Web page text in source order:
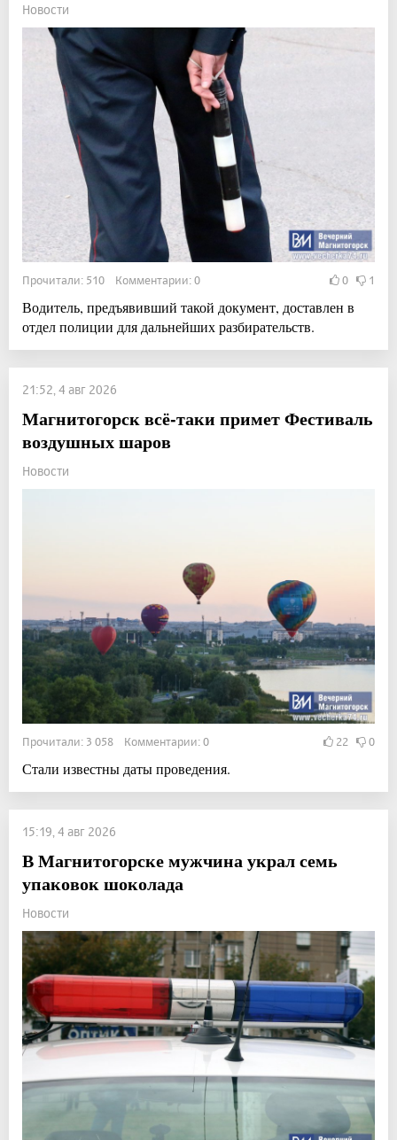
Новости
Прочитали: 510 Комментарии: 0 0 1
Водитель, предъявивший такой документ, доставлен в
отдел полиции для дальнейших разбирательств.
21:52, 4 авг 2026
Магнитогорск всё-таки примет Фестиваль
воздушных шаров
Новости
Прочитали: 3 058 Комментарии: 0 22 0
Стали известны даты проведения.
15:19, 4 авг 2026
В Магнитогорске мужчина украл семь
упаковок шоколада
Новости